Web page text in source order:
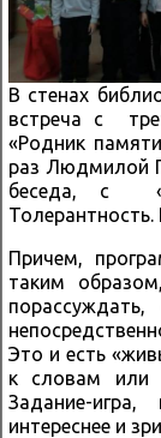
В стенах
встреча с
«Родник
раз Людмилой
беседа, с
Причем,
таким
Это и есть
к словам или
Задание-
интереснее и